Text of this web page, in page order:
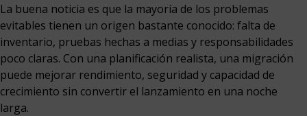
La buena noticia es que la mayoría de los problemas
evitables tienen un origen bastante conocido: falta de
inventario, pruebas hechas a medias y responsabilidades
poco claras. Con una planificación realista, una migración
puede mejorar rendimiento, seguridad y capacidad de
crecimiento sin convertir el lanzamiento en una noche
larga.